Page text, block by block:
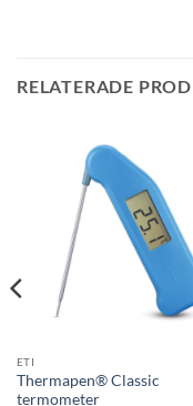
RELATERADE
ETI
Thermapen® Classic
termometer